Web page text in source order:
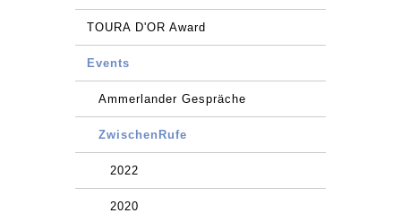
TOURA D'OR Award
Events
Ammerlander Gespräche
ZwischenRufe
2022
2020